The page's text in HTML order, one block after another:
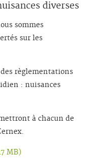
diverses
sommes
sur les
règlementations
: nuisances
à chacun de
MB)